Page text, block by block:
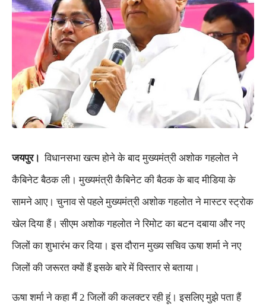
जयपुर। विधानसभा खत्म होने के बाद मुख्यमंत्री अशोक गहलोत ने
कैबिनेट बैठक ली। मुख्यमंत्री कैबिनेट की बैठक के बाद मीडिया के
सामने आए। चुनाव से पहले मुख्यमंत्री अशोक गहलोत ने मास्टर स्ट्रोक
खेल दिया हैं। सीएम अशोक गहलोत ने रिमोट का बटन दबाया और नए
जिलों का शुभारंभ कर दिया। इस दौरान मुख्य सचिव ऊषा शर्मा ने नए
जिलों की जरूरत क्यों हैं इसके बारे में विस्तार से बताया।
ऊषा शर्मा ने कहा मैं 2 जिलों की कलक्टर रही हूं। इसलिए मुझे पता हैं